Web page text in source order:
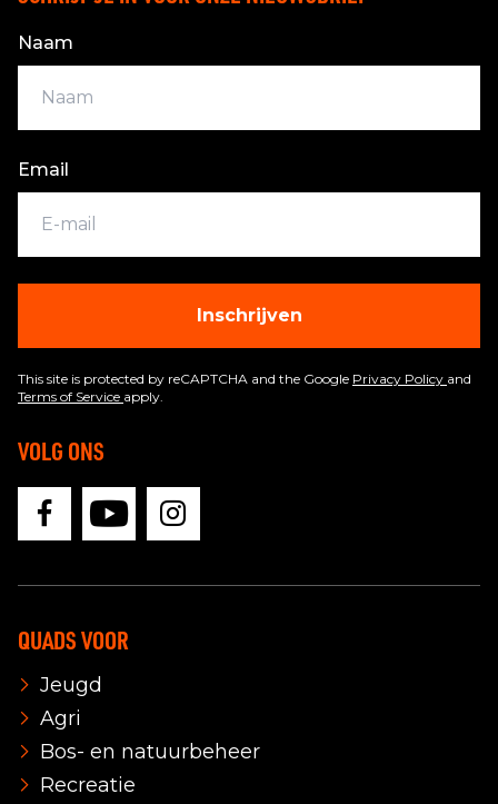
Naam
Email
Inschrijven
This site is protected by reCAPTCHA and the Google Privacy Policy and
Terms of Service apply.
VOLG ONS
QUADS VOOR
Jeugd
Agri
Bos- en natuurbeheer
Recreatie